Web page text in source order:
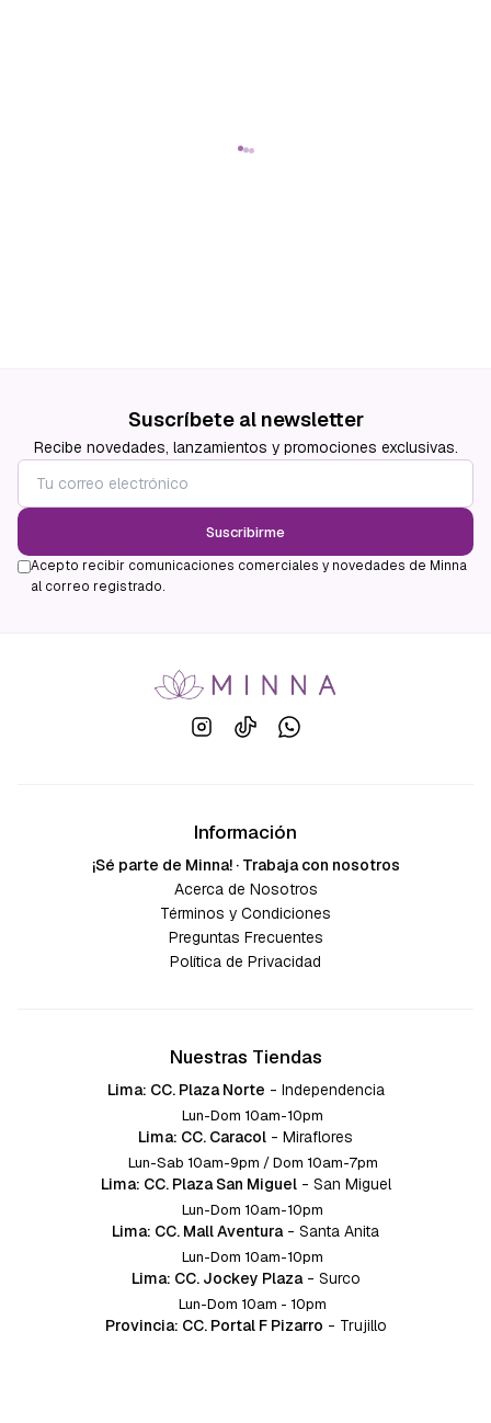
Suscríbete al newsletter
Recibe novedades, lanzamientos y promociones exclusivas.
Suscribirme
Acepto recibir comunicaciones comerciales y novedades de Minna
al correo registrado.
Información
¡Sé parte de Minna! · Trabaja con nosotros
Acerca de Nosotros
Términos y Condiciones
Preguntas Frecuentes
Política de Privacidad
Nuestras Tiendas
Lima: CC. Plaza Norte - Independencia
Lun-Dom 10am-10pm
Lima: CC. Caracol - Miraflores
Lun-Sab 10am-9pm / Dom 10am-7pm
Lima: CC. Plaza San Miguel - San Miguel
Lun-Dom 10am-10pm
Lima: CC. Mall Aventura - Santa Anita
Lun-Dom 10am-10pm
Lima: CC. Jockey Plaza - Surco
Lun-Dom 10am - 10pm
Provincia: CC. Portal F Pizarro - Trujillo